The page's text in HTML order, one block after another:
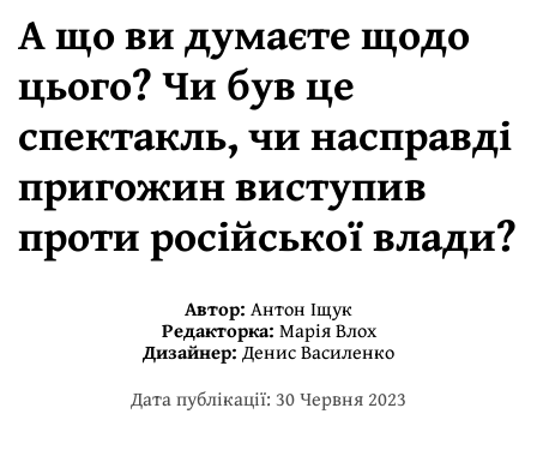
А що ви думаєте щодо
цього? Чи був це
спектакль, чи насправді
пригожин виступив
проти російської влади?
Автор: Антон Іщук
Редакторка: Марія Влох
Дизайнер: Денис Василенко
Дата публікації: 30 Червня 2023